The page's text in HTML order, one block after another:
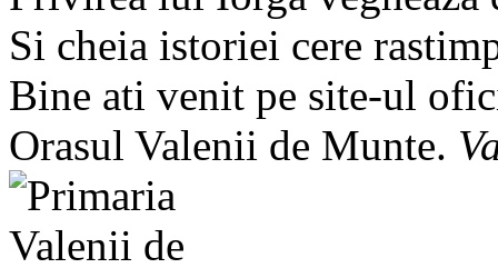
Si cheia istoriei cere
Bine ati venit pe site-ul
Orasul Valenii de Munte.